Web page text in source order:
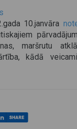
10.janvāra
maršrutu
kādā